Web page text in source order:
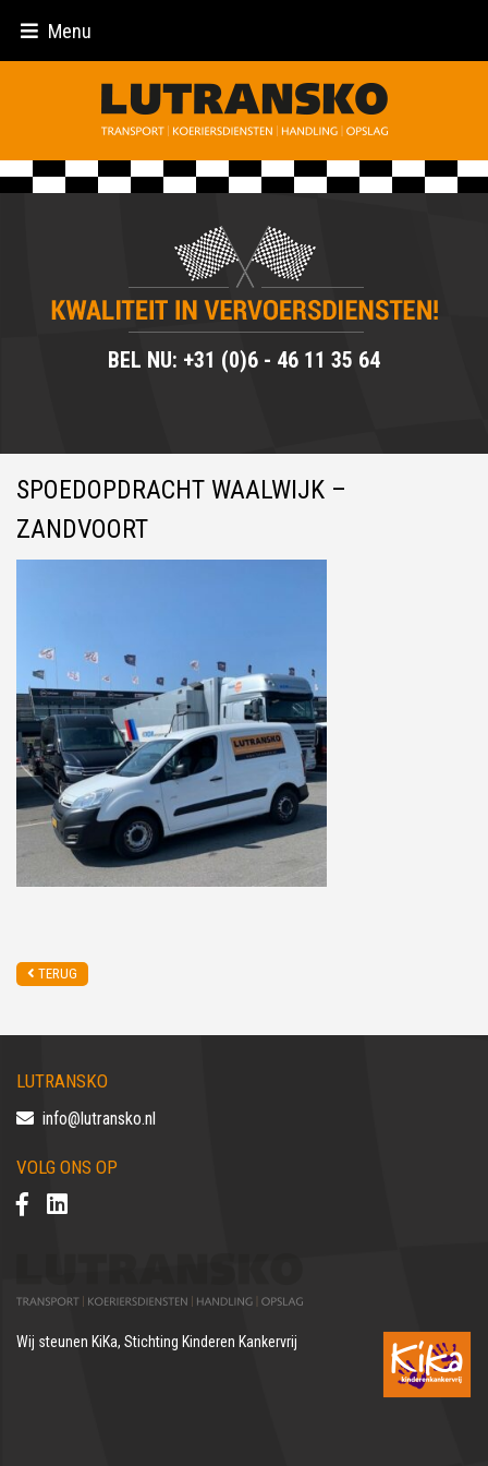
Menu
BEL NU: +31 (0)6 - 46 11 35 64
SPOEDOPDRACHT WAALWIJK –
ZANDVOORT
TERUG
LUTRANSKO
info@lutransko.nl
VOLG ONS OP
Wij steunen KiKa, Stichting Kinderen Kankervrij